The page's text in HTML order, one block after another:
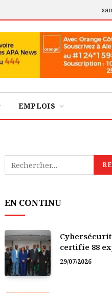
EMPLOIS
EN CONTINU
certifie 88
renforcer la
29/07/2026